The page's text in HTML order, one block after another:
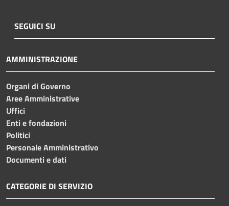
SEGUICI SU
AMMINISTRAZIONE
Organi di Governo
Aree Amministrative
Uffici
Enti e fondazioni
Politici
Personale Amministrativo
Documenti e dati
CATEGORIE DI SERVIZIO